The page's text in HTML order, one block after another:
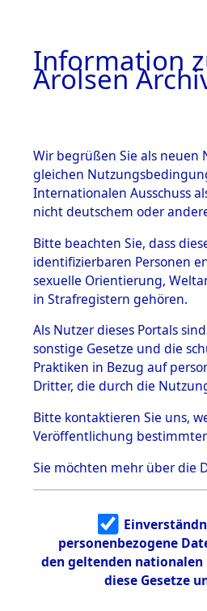
BESTÄNDE
1.
Inhaftierungsdoku
mente
1.2.9 Beim ITS
verwahrte
1.2.9.1
Effekten aus
dem KZ
Dachau
Effekten aus
dem KZ
Dachau,
Landesentsch
ädigungsamt
Effekten aus
dem KZ
Neuengamm
e
Dokument
Information
Arolsen
Wir begrüßen Sie als neuen
gleichen
Internationalen Ausschuss
nicht deutschem oder
Bitte beachten Sie, dass
identifizierbaren Personen
sexuelle Orientierung,
in Strafregistern gehören.
Als Nutzer dieses Portals
sonstige Gesetze und die
Praktiken in Bezug auf
Dritter, die durch die
Bitte kontaktieren Sie uns,
Veröffentlichung
Sie möchten mehr über die
personenbezogene
den geltenden nationalen
diese Gesetze